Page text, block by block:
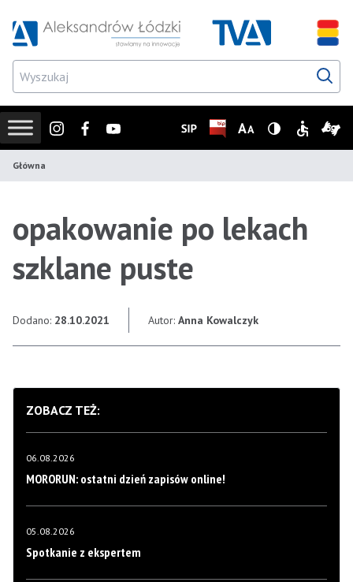
Główna
opakowanie po lekach
szklane puste
Dodano: 28.10.2021 Autor: Anna Kowalczyk
ZOBACZ TEŻ:
06.08.2026
MORORUN: ostatni dzień zapisów online!
05.08.2026
Spotkanie z ekspertem